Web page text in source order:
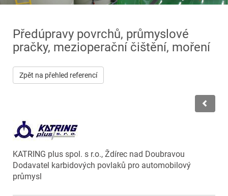
Předúpravy povrchů, průmyslové
pračky, mezioperační čištění, moření
Zpět na přehled referencí
KATRING plus spol. s r.o., Ždírec nad Doubravou
Dodavatel karbidových povlaků pro automobilový
průmysl